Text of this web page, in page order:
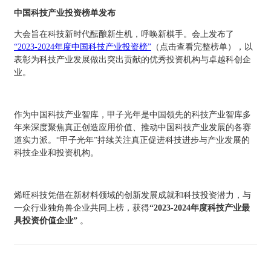
中国科技产业投资榜单发布
大会旨在科技新时代酝酿新生机，呼唤新棋手。会上发布了
“2023-2024年度中国科技产业投资榜” （点击查看完整榜单），以
表彰为科技产业发展做出突出贡献的优秀投资机构与卓越科创企
业。
作为中国科技产业智库，甲子光年是中国领先的科技产业智库多
年来深度聚焦真正创造应用价值、推动中国科技产业发展的各赛
道实力派。“甲子光年”持续关注真正促进科技进步与产业发展的
科技企业和投资机构。
烯旺科技凭借在新材料领域的创新发展成就和科技投资潜力，与
一众行业独角兽企业共同上榜，获得“2023-2024年度科技产业最
具投资价值企业” 。